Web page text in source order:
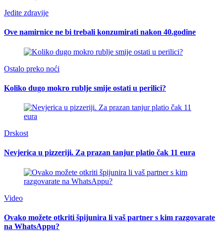
Jedite zdravije
Ove namirnice ne bi trebali konzumirati nakon 40.godine
Ostalo preko noći
Koliko dugo mokro rublje smije ostati u perilici?
Drskost
Nevjerica u pizzeriji. Za prazan tanjur platio čak 11 eura
Video
Ovako možete otkriti špijunira li vaš partner s kim razgovarate
na WhatsAppu?